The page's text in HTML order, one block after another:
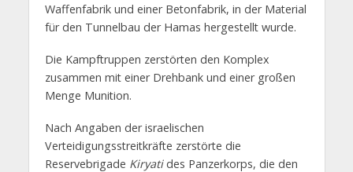
Waffenfabrik und einer Betonfabrik, in der Material
für den Tunnelbau der Hamas hergestellt wurde.
Die Kampftruppen zerstörten den Komplex
zusammen mit einer Drehbank und einer großen
Menge Munition.
Nach Angaben der israelischen
Verteidigungsstreitkräfte zerstörte die
Reservebrigade Kiryatides Panzerkorps, die den